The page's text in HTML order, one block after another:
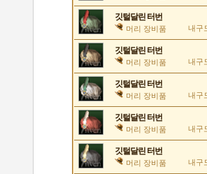
깃털달린 터번
머리 장비품 내구
깃털달린 터번
머리 장비품 내구
깃털달린 터번
머리 장비품 내구
깃털달린 터번
머리 장비품 내구
깃털달린 터번
머리 장비품 내구